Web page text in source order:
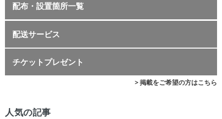
配布・設置箇所一覧
配送サービス
チケットプレゼント
> 掲載をご希望の方はこちら
人気の記事